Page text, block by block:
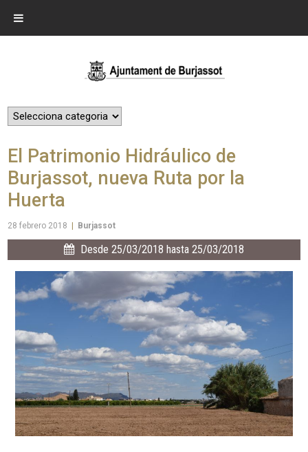
El Patrimonio Hidráulico de
Burjassot, nueva Ruta por la
Huerta
28 febrero 2018 Burjassot
Desde 25/03/2018 hasta 25/03/2018